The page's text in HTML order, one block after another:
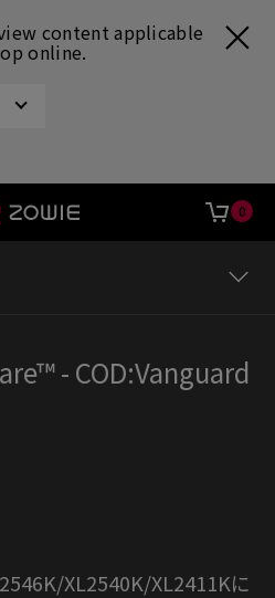
content applicable
online.
0
- COD:Vanguard
XL2540K/XL2411Kに